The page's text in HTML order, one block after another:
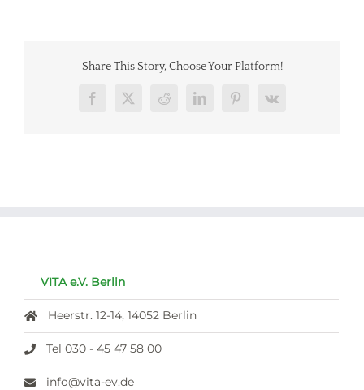
Share This Story, Choose Your Platform!
Facebook
X RedditLinkedInPinterest
Vk
VITA e.V. Berlin
Heerstr. 12-14, 14052 Berlin
Tel 030 - 45 47 58 00
info@vita-ev.de